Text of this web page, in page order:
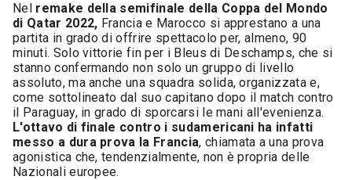
Nel remake della semifinale della Coppa del Mondo
di Qatar 2022, Francia e Marocco si apprestano a una
partita in grado di offrire spettacolo per, almeno, 90
minuti. Solo vittorie fin per i Bleus di Deschamps, che si
stanno confermando non solo un gruppo di livello
assoluto, ma anche una squadra solida, organizzata e,
come sottolineato dal suo capitano dopo il match contro
il Paraguay, in grado di sporcarsi le mani all'evenienza.
L'ottavo di finale contro i sudamericani ha infatti
messo a dura prova la Francia, chiamata a una prova
agonistica che, tendenzialmente, non è propria delle
Nazionali europee.